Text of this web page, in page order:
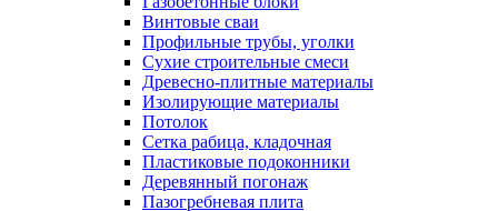
Винтовые сваи
Профильные трубы, уголки
Сухие строительные смеси
Древесно-плитные материалы
Изолирующие материалы
Потолок
Сетка рабица, кладочная
Пластиковые подоконники
Деревянный погонаж
Пазогребневая плита